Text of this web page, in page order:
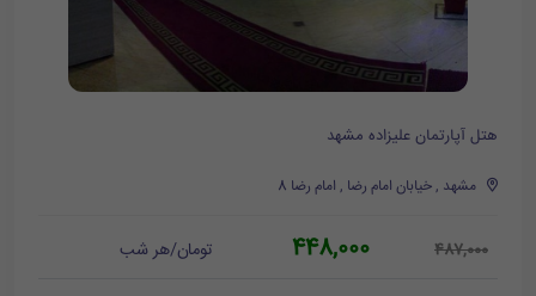
هتل آپارتمان علیزاده مشهد
مشهد , خیابان امام رضا , امام رضا 8
487,000
448,000 تومان/هر شب